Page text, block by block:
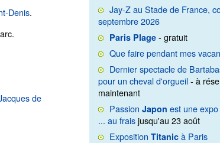
Denis.
de
Jay-Z au Stade de France,
septembre 2026
Paris Plage - gratuit
Que faire pendant mes
Dernier spectacle de
pour un cheval d'orgueil- à
maintenant
PassionJapon est une
... au fraisjusqu'au 23 août
ExpositionTitanic à Paris